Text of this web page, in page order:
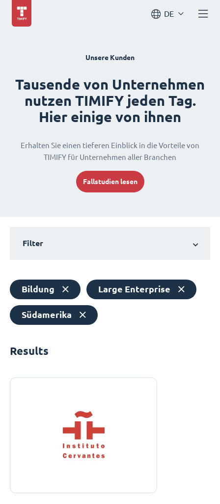
DE
Unsere Kunden
Tausende von Unternehmen
nutzen TIMIFY jeden Tag.
Hier einige von ihnen
Erhalten Sie einen tieferen Einblick in die Vorteile von
TIMIFY für Unternehmen aller Branchen
Fallstudien lesen
Filter
Bildung Large Enterprise
Südamerika
Results